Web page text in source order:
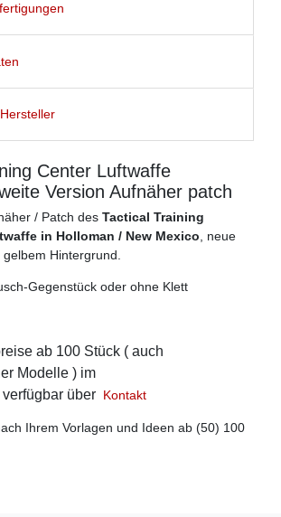
Center Luftwaffe
Version Aufnäher patch
/ Patch des Tactical Training
in Holloman / New Mexico , neue
Hintergrund.
Gegenstück oder ohne Klett
ab 100 Stück ( auch
Modelle ) im
über Kontakt
Ihrem Vorlagen und Ideen ab (50) 100